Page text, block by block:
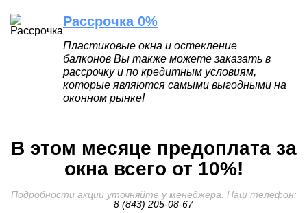
Рассрочка 0%
Пластиковые окна и остекление
балконов Вы также можете заказать в
рассрочку и по кредитным условиям,
которые являются самыми выгодными на
оконном рынке!
В этом месяце предоплата за
окна всего от 10%!
Подробности акции уточняйте у менеджера. Наш телефон:
8 (843) 205-08-67